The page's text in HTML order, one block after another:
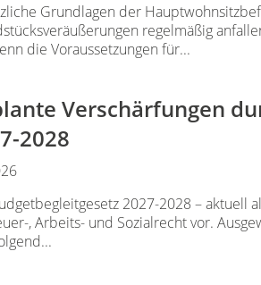
Grundlagen der
regelmäßig
die Voraussetzungen für...
Verschärfungen
2028
2027-2028 – aktuell
, Arbeits- und Sozialrecht vor.